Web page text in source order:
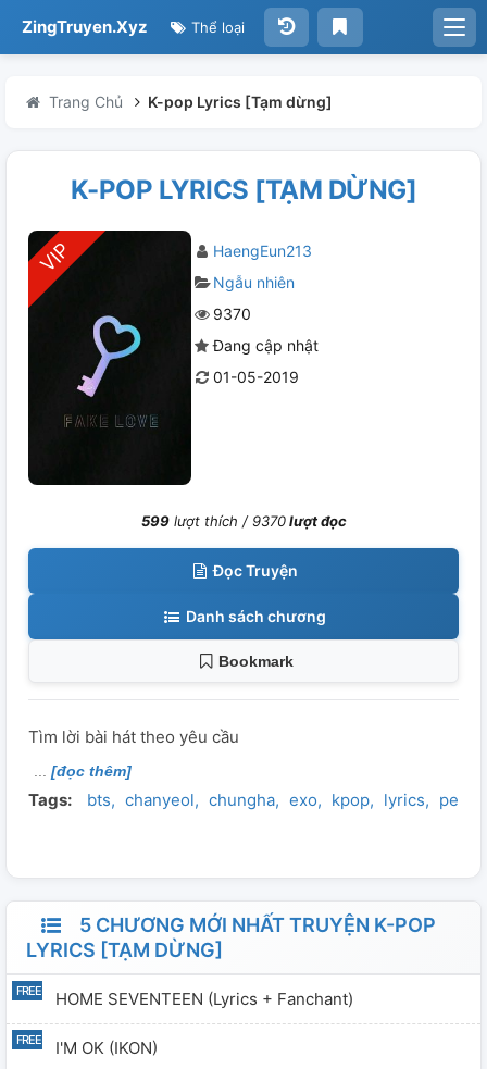
ZingTruyen.Xyz Thể loại
Trang Chủ K-pop Lyrics [Tạm dừng]
K-POP LYRICS [TẠM DỪNG]
HaengEun213
Ngẫu nhiên
9370
Đang cập nhật
01-05-2019
599lượt thích /9370lượt đọc
Đọc Truyện
Danh sách chương
Bookmark
Tìm lời bài hát theo yêu cầu
[đọc thêm]
Tags: bts chanyeol chungha exo kpop lyrics
5 CHƯƠNG MỚI NHẤT TRUYỆN K-POP
LYRICS [TẠM DỪNG]
HOME SEVENTEEN (Lyrics + Fanchant)
I'M OK (IKON)